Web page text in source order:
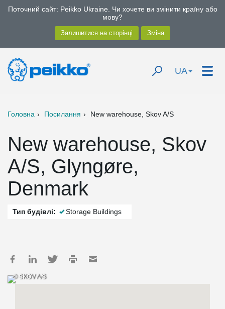
Поточний сайт: Peikko Ukraine. Чи хочете ви змінити країну або
мову?
UA
Головна Посилання New warehouse, Skov A/S
New warehouse, Skov
A/S, Glyngøre,
Denmark
Тип будівлі: Storage Buildings
© SKOV A/S